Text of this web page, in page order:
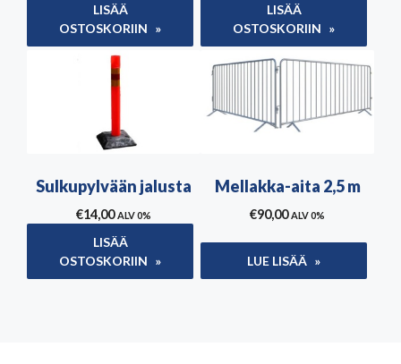
LISÄÄ
OSTOSKORIIN
LISÄÄ
OSTOSKORIIN
Sulkupylvään jalusta
€14,00 ALV 0%
LISÄÄ
OSTOSKORIIN
Mellakka-aita 2,5 m
€90,00 ALV 0%
LUE LISÄÄ